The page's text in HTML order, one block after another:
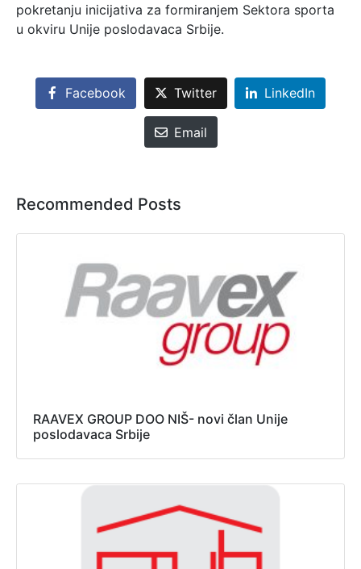
pokretanju inicijativa za formiranjem Sektora sporta
u okviru Unije poslodavaca Srbije.
Facebook Twitter LinkedIn
Email
Recommended Posts
RAAVEX GROUP DOO NIŠ- novi član Unije
poslodavaca Srbije